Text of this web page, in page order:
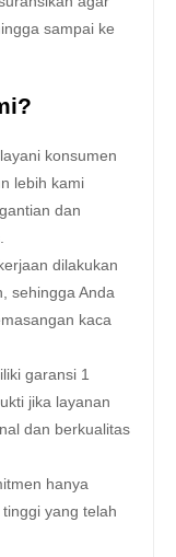
sampai ke
konsumen
lebih kami
dan
dilakukan
sehingga Anda
kaca
garansi 1
jika layanan
dan berkualitas
hanya
yang telah